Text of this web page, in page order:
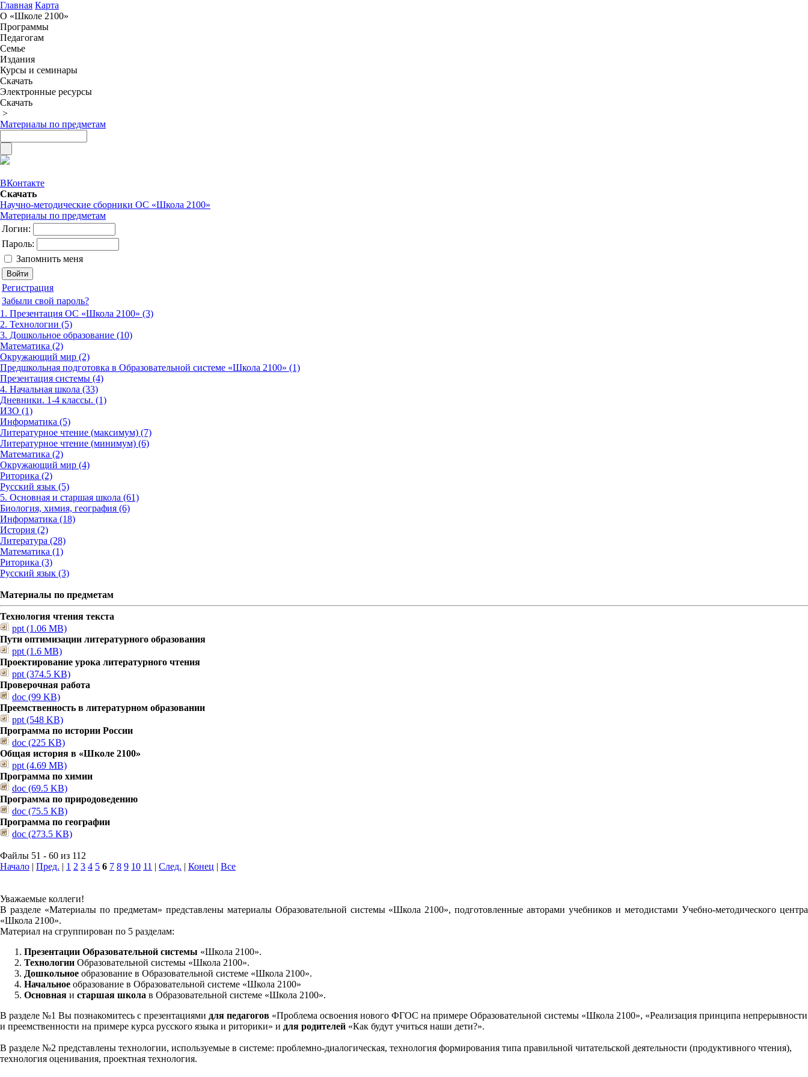
Главная Карта
О «Школе 2100»
Программы
Педагогам
Семье
Издания
Курсы и семинары
Скачать
Электронные ресурсы
Скачать
>
Материалы по предметам
ВКонтакте
Скачать
Научно-методические сборники ОС «Школа 2100»
Материалы по предметам
Логин:
Пароль:
Запомнить меня
Регистрация
Забыли свой пароль?
1. Презентация ОС «Школа 2100» (3)
2. Технологии (5)
3. Дошкольное образование (10)
Математика (2)
Окружающий мир (2)
Предшкольная подготовка в Образовательной системе «Школа 2100» (1)
Презентация системы (4)
4. Начальная школа (33)
Дневники. 1-4 классы. (1)
ИЗО (1)
Информатика (5)
Литературное чтение (максимум) (7)
Литературное чтение (минимум) (6)
Математика (2)
Окружающий мир (4)
Риторика (2)
Русский язык (5)
5. Основная и старшая школа (61)
Биология, химия, география (6)
Информатика (18)
История (2)
Литература (28)
Математика (1)
Риторика (3)
Русский язык (3)
Материалы по предметам
Технология чтения текста
ppt (1.06 MB)
Пути оптимизации литературного образования
ppt (1.6 MB)
Проектирование урока литературного чтения
ppt (374.5 KB)
Проверочная работа
doc (99 KB)
Преемственность в литературном образовании
ppt (548 KB)
Программа по истории России
doc (225 KB)
Общая история в «Школе 2100»
ppt (4.69 MB)
Программа по химии
doc (69.5 KB)
Программа по природоведению
doc (75.5 KB)
Программа по географии
doc (273.5 KB)
Файлы 51 - 60 из 112
Начало | Пред. | 1 2 3 4 5 6 7 8 9 10 11 | След. | Конец | Все
Уважаемые коллеги!
В разделе «Материалы по предметам» представлены материалы Образовательной системы «Школа 2100», подготовленные авторами учебников и методистами Учебно-методического центра
«Школа 2100».
Материал на сгруппирован по 5 разделам:
Презентации Образовательной системы «Школа 2100».
Технологии Образовательной системы «Школа 2100».
Дошкольное образование в Образовательной системе «Школа 2100».
Начальное образование в Образовательной системе «Школа 2100»
Основная и старшая школа в Образовательной системе «Школа 2100».
В разделе №1 Вы познакомитесь с презентациями для педагогов «Проблема освоения нового ФГОС на примере Образовательной системы «Школа 2100», «Реализация принципа непрерывности
и преемственности на примере курса русского языка и риторики» и для родителей «Как будут учиться наши дети?».
В разделе №2 представлены технологии, используемые в системе: проблемно-диалогическая, технология формирования типа правильной читательской деятельности (продуктивного чтения),
технология оценивания, проектная технология.